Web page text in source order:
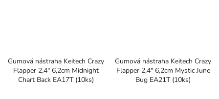
Gumová nástraha Keitech Crazy
Flapper 2,4" 6,2cm Midnight
Chart Back EA17T (10ks)
Gumová nástraha Keitech Crazy
Flapper 2,4" 6,2cm Mystic June
Bug EA21T (10ks)